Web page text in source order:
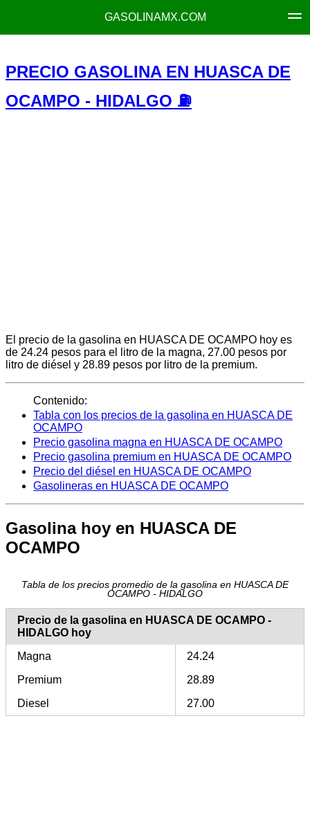
GASOLINAMX.COM
PRECIO GASOLINA EN HUASCA DE
OCAMPO - HIDALGO ⛽
El precio de la gasolina en HUASCA DE OCAMPO hoy es
de 24.24 pesos para el litro de la magna, 27.00 pesos por
litro de diésel y 28.89 pesos por litro de la premium.
Contenido:
Tabla con los precios de la gasolina en HUASCA DE
OCAMPO
Precio gasolina magna en HUASCA DE OCAMPO
Precio gasolina premium en HUASCA DE OCAMPO
Precio del diésel en HUASCA DE OCAMPO
Gasolineras en HUASCA DE OCAMPO
Gasolina hoy en HUASCA DE
OCAMPO
Tabla de los precios promedio de la gasolina en HUASCA DE
OCAMPO - HIDALGO
Precio de la gasolina en HUASCA DE OCAMPO -
HIDALGO hoy
Magna
24.24
Premium
28.89
Diesel
27.00